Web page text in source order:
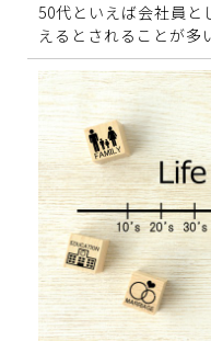
50代といえば会社員と
えるとされることが多